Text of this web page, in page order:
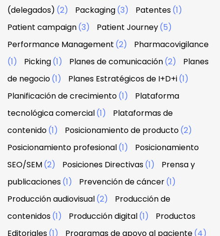
(delegados) (2) Packaging(3) Patentes(1)
Patient campaign(3) Patient Journey(5)
Performance Management (2)
Pharmacovigilance
(1)
Picking(1) Planes de comunicación(2)
Planes
de negocio(1) Planes Estratégicos de I+D+i(1)
Planificación de crecimiento(1)
Plataforma
tecnológica comercial(1)
Plataformas de
contenido(1) Posicionamiento de producto(2)
Posicionamiento profesional(1)
Posicionamiento
SEO/SEM(2) Posiciones Directivas(1)
Prensa y
publicaciones(1) Prevención de cáncer(1)
Producción audiovisual(2)
Producción de
contenidos(1) Producción digital(1)
Productos
Editoriales(1) Programas de apoyo al paciente(4)